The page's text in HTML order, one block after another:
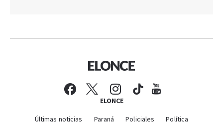
ELONCE
Últimas noticias Paraná Policiales Política